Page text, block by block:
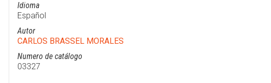
Idioma
Español
Autor
CARLOS BRASSEL MORALES
Numero de catálogo
03327